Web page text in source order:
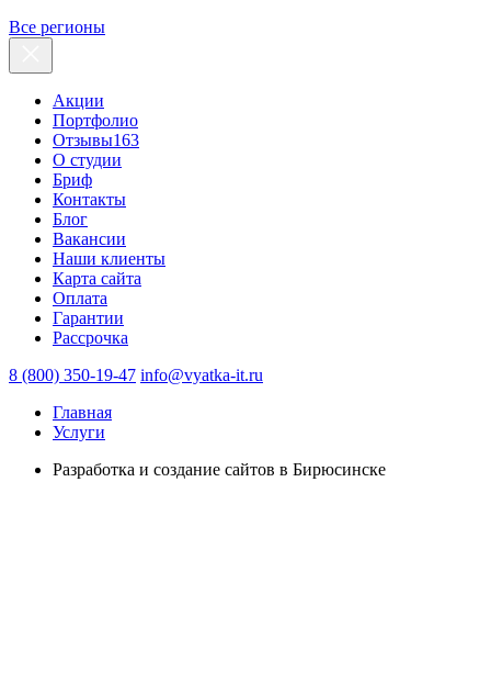
Все регионы
Акции
Портфолио
Отзывы163
О студии
Бриф
Контакты
Блог
Вакансии
Наши клиенты
Карта сайта
Оплата
Гарантии
Рассрочка
8 (800) 350-19-47 info@vyatka-it.ru
Главная
Услуги
Разработка и создание сайтов в Бирюсинске